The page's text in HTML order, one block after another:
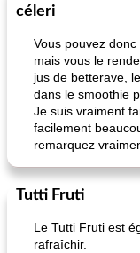
céleri
Vous pouvez
mais vous le
jus de betterave,
dans le smoothie
Je suis vraiment
facilement
remarquez
Tutti Fruti
Le Tutti Fruti est
rafraîchir.